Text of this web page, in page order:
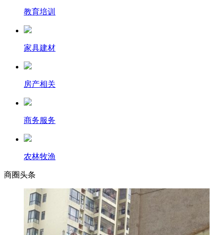
教育培训
家具建材
房产相关
商务服务
农林牧渔
商圈头条